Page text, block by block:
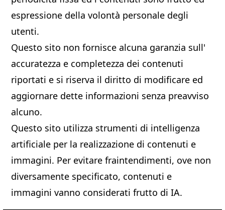
espressione della volontà personale degli
utenti.
Questo sito non fornisce alcuna garanzia sull'
accuratezza e completezza dei contenuti
riportati e si riserva il diritto di modificare ed
aggiornare dette informazioni senza preavviso
alcuno.
Questo sito utilizza strumenti di intelligenza
artificiale per la realizzazione di contenuti e
immagini. Per evitare fraintendimenti, ove non
diversamente specificato, contenuti e
immagini vanno considerati frutto di IA.